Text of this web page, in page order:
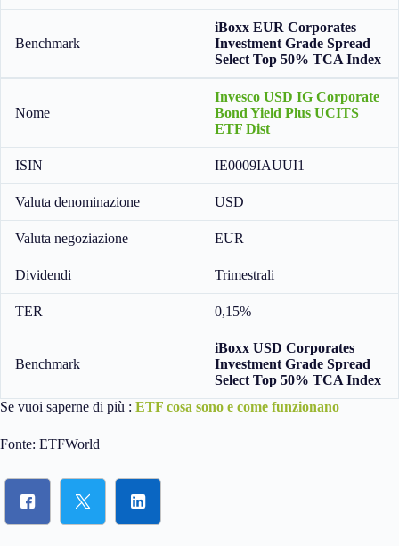
Benchmark
iBoxx EUR Corporates
Investment Grade Spread
Select Top 50% TCA Index
Nome
Invesco USD IG Corporate
Bond Yield Plus UCITS
ETF Dist
ISIN IE0009IAUUI1
Valuta denominazione USD
Valuta negoziazione EUR
Dividendi Trimestrali
TER 0,15%
Benchmark
iBoxx USD Corporates
Investment Grade Spread
Select Top 50% TCA Index
Se vuoi saperne di più : ETF cosa sono e come funzionano
Fonte: ETFWorld